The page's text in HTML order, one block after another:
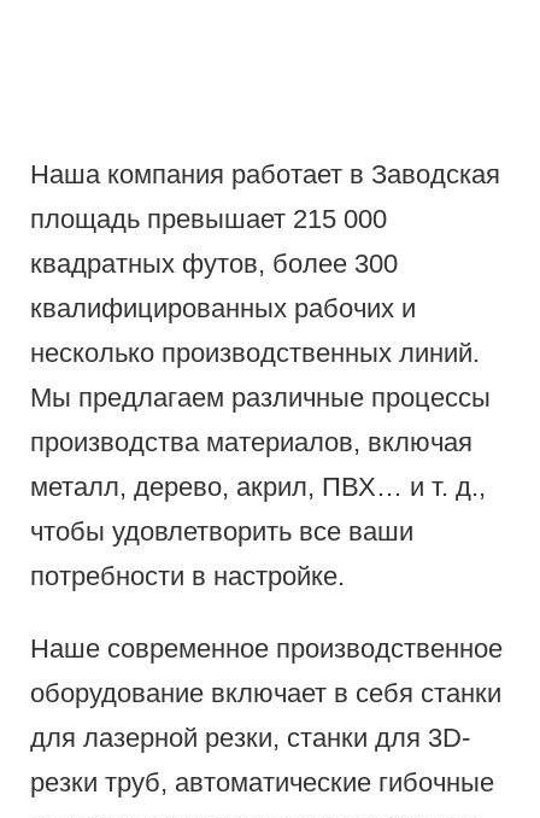
Наша компания работает в Заводская
площадь превышает 215 000
квадратных футов, более 300
квалифицированных рабочих и
несколько производственных линий.
Мы предлагаем различные процессы
производства материалов, включая
металл, дерево, акрил, ПВХ… и т. д.,
чтобы удовлетворить все ваши
потребности в настройке.
Наше современное производственное
оборудование включает в себя станки
для лазерной резки, станки для 3D-
резки труб, автоматические гибочные